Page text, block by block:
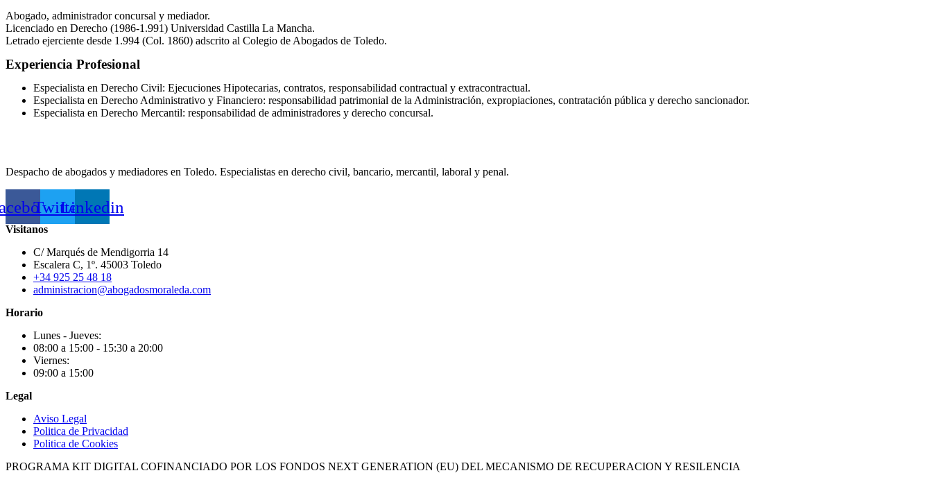
Abogado, administrador concursal y mediador.
Licenciado en Derecho (1986-1.991) Universidad Castilla La Mancha.
Letrado ejerciente desde 1.994 (Col. 1860) adscrito al Colegio de Abogados de Toledo.
Experiencia Profesional
Especialista en Derecho Civil: Ejecuciones Hipotecarias, contratos, responsabilidad contractual y extracontractual.
Especialista en Derecho Administrativo y Financiero: responsabilidad patrimonial de la Administración, expropiaciones, contratación pública y derecho sancionador.
Especialista en Derecho Mercantil: responsabilidad de administradores y derecho concursal.
Despacho de abogados y mediadores en Toledo. Especialistas en derecho civil, bancario, mercantil, laboral y penal.
TwitterLinkedin
Visitanos
C/ Marqués de Mendigorria 14
Escalera C, 1º. 45003 Toledo
+34 925 25 48 18
administracion@abogadosmoraleda.com
Horario
Lunes - Jueves:
08:00 a 15:00 - 15:30 a 20:00
Viernes:
09:00 a 15:00
Legal
Aviso Legal
Politica de Privacidad
Politica de Cookies
PROGRAMA KIT DIGITAL COFINANCIADO POR LOS FONDOS NEXT GENERATION (EU) DEL MECANISMO DE RECUPERACION Y RESILENCIA